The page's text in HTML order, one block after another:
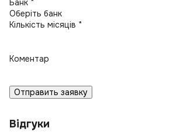
Банк *
Кількість місяців *
Коментар
Отправить заявку
Відгуки